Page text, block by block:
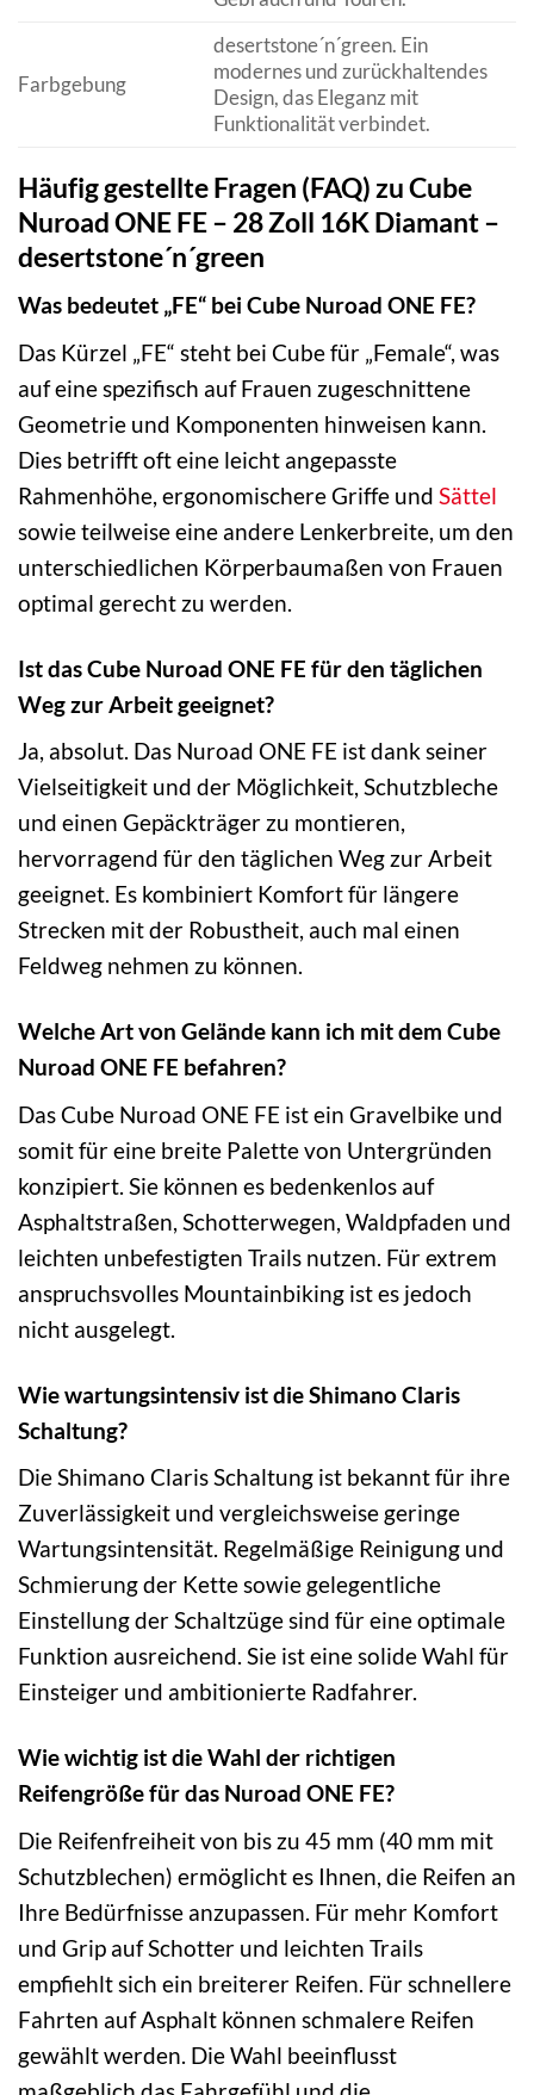
Farbgebung
desertstone´n´green. Ein
modernes und zurückhaltendes
Design, das Eleganz mit
Funktionalität verbindet.
Häufig gestellte Fragen (FAQ) zu Cube
Nuroad ONE FE – 28 Zoll 16K Diamant –
desertstone´n´green
Was bedeutet „FE“ bei Cube Nuroad ONE FE?
Das Kürzel „FE“ steht bei Cube für „Female“, was
auf eine spezifisch auf Frauen zugeschnittene
Geometrie und Komponenten hinweisen kann.
Dies betrifft oft eine leicht angepasste
Rahmenhöhe, ergonomischere Griffe und Sättel
sowie teilweise eine andere Lenkerbreite, um den
unterschiedlichen Körperbaumaßen von Frauen
optimal gerecht zu werden.
Ist das Cube Nuroad ONE FE für den täglichen
Weg zur Arbeit geeignet?
Ja, absolut. Das Nuroad ONE FE ist dank seiner
Vielseitigkeit und der Möglichkeit, Schutzbleche
und einen Gepäckträger zu montieren,
hervorragend für den täglichen Weg zur Arbeit
geeignet. Es kombiniert Komfort für längere
Strecken mit der Robustheit, auch mal einen
Feldweg nehmen zu können.
Welche Art von Gelände kann ich mit dem Cube
Nuroad ONE FE befahren?
Das Cube Nuroad ONE FE ist ein Gravelbike und
somit für eine breite Palette von Untergründen
konzipiert. Sie können es bedenkenlos auf
Asphaltstraßen, Schotterwegen, Waldpfaden und
leichten unbefestigten Trails nutzen. Für extrem
anspruchsvolles Mountainbiking ist es jedoch
nicht ausgelegt.
Wie wartungsintensiv ist die Shimano Claris
Schaltung?
Die Shimano Claris Schaltung ist bekannt für ihre
Zuverlässigkeit und vergleichsweise geringe
Wartungsintensität. Regelmäßige Reinigung und
Schmierung der Kette sowie gelegentliche
Einstellung der Schaltzüge sind für eine optimale
Funktion ausreichend. Sie ist eine solide Wahl für
Einsteiger und ambitionierte Radfahrer.
Wie wichtig ist die Wahl der richtigen
Reifengröße für das Nuroad ONE FE?
Die Reifenfreiheit von bis zu 45 mm (40 mm mit
Schutzblechen) ermöglicht es Ihnen, die Reifen an
Ihre Bedürfnisse anzupassen. Für mehr Komfort
und Grip auf Schotter und leichten Trails
empfiehlt sich ein breiterer Reifen. Für schnellere
Fahrten auf Asphalt können schmalere Reifen
gewählt werden. Die Wahl beeinflusst